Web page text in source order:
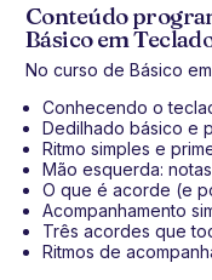
Conteúdo
Básico em
No curso de Básico
Conhecendo o
Dedilhado básico e
Ritmo simples e
Mão esquerda:
O que é acorde (e
Acompanhamento
Três acordes que
Ritmos de